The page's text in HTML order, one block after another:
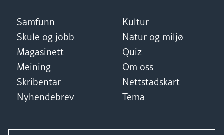
Samfunn
Kultur
Skule og jobb
Natur og miljø
Magasinett
Quiz
Meining
Om oss
Skribentar
Nettstadskart
Nyhendebrev
Tema